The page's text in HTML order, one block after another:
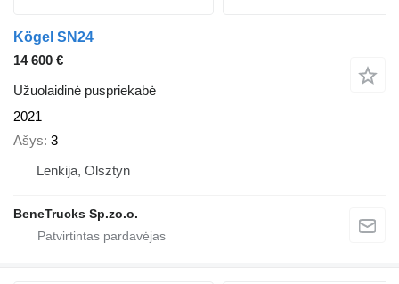
Kögel SN24
14 600 €
Užuolaidinė puspriekabė
2021
Ašys 3
Lenkija, Olsztyn
BeneTrucks Sp.zo.o.